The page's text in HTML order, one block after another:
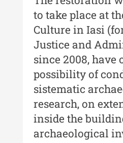
Buletinul ”Ioan
de Istorie a Moldovei
Buletinul ”Ioan
Muzeului de
XXIV / 2018
Buletinul ”Ioan
Muzeului de
XXIII / 2017
Buletinul ”Ioan
to take place at
Culture in Iasi
Justice and
since 2008, have
possibility of
sistematic
research, on
inside the
archaeological